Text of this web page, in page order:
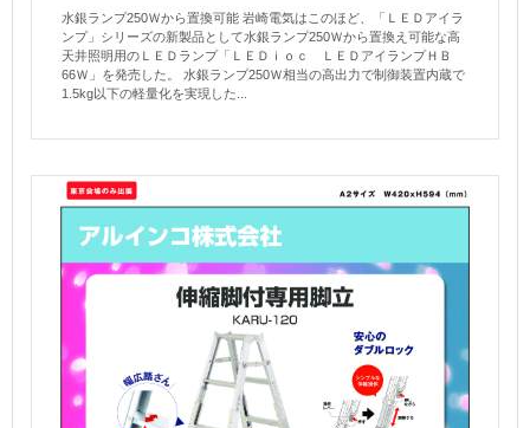
水銀ランプ250Ｗから置換可能 岩崎電気はこのほど、「ＬＥＤアイラ
ンプ」シリーズの新製品として水銀ランプ250Ｗから置換え可能な高
天井照明用のＬＥＤランプ「ＬＥＤｉｏｃ ＬＥＤアイランプＨＢ
66Ｗ」を発売した。 水銀ランプ250Ｗ相当の高出力で制御装置内蔵で
1.5kg以下の軽量化を実現した...